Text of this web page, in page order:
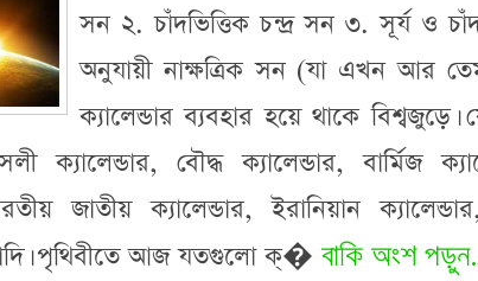
সন ২. চাঁদভিত্তিক চন্দ্র সন ৩. সূর্য ও
অনুযায়ী নাক্ষত্রিক সন (যা এখন আর
ক্যালেন্ডার ব্যবহার হয়ে থাকে বিশ্বজুড়ে।
ক্যালেন্ডার, বৌদ্ধ ক্যালেন্ডার, বার্মিজ
জাতীয় ক্যালেন্ডার, ইরানিয়ান
পৃথিবীতে আজ যতগুলো ক্� বাকি অংশ